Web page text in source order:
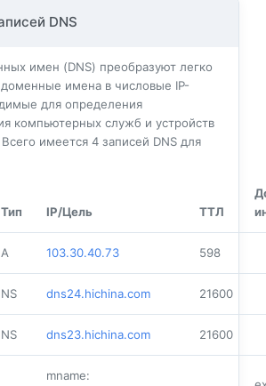
DNS
имен (DNS) преобразуют легко
имена в числовые IP-
для определения
компьютерных служб и устройств
имеется 4 записей DNS для
Тип IP/Цель ТТЛ
A 103.30.40.73 598
NS dns24.hichina.com 21600
NS dns23.hichina.com 21600
mname: